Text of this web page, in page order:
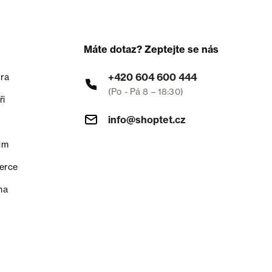
Máte dotaz? Zeptejte se nás
+420 604 600 444
(Po - Pá 8 – 18:30)
info@shoptet.cz